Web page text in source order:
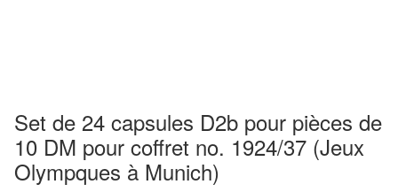
Set de 24 capsules D2b pour pièces de
10 DM pour coffret no. 1924/37 (Jeux
Olympques à Munich)